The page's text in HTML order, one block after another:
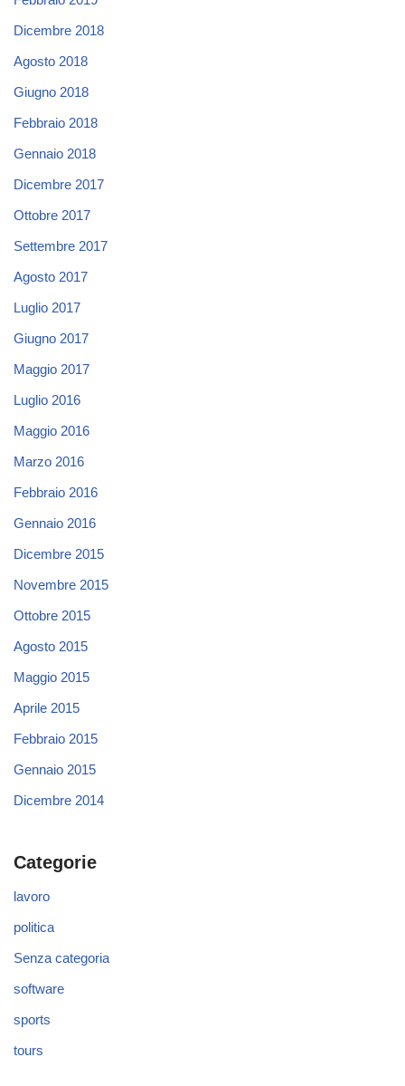
Dicembre 2018
Agosto 2018
Giugno 2018
Febbraio 2018
Gennaio 2018
Dicembre 2017
Ottobre 2017
Settembre 2017
Agosto 2017
Luglio 2017
Giugno 2017
Maggio 2017
Luglio 2016
Maggio 2016
Marzo 2016
Febbraio 2016
Gennaio 2016
Dicembre 2015
Novembre 2015
Ottobre 2015
Agosto 2015
Maggio 2015
Aprile 2015
Febbraio 2015
Gennaio 2015
Dicembre 2014
Categorie
lavoro
politica
Senza categoria
software
sports
tours